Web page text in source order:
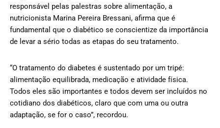
responsável pelas palestras sobre alimentação, a
nutricionista Marina Pereira Bressani, afirma que é
fundamental que o diabético se conscientize da importância
de levar a sério todas as etapas do seu tratamento.
“O tratamento do diabetes é sustentado por um tripé:
alimentação equilibrada, medicação e atividade física.
Todos eles são importantes e todos devem ser incluídos no
cotidiano dos diabéticos, claro que com uma ou outra
adaptação, se for o caso”, recordou.